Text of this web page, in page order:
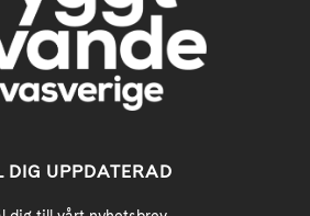
DIG UPPDATERAD